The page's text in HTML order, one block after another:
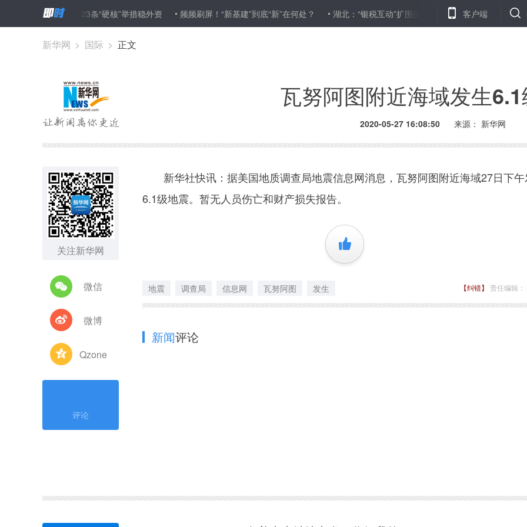
江苏推出23条“硬核”举措稳外资 频频刷屏！“新基建”到底“新”在何处？ 湖北：“银税互动”扩围提速 纾解中小微企业资金压力 老
客户端
新华网 > 国际 > 正文
瓦努阿图附近海域发生
2020-05-27 16:08:50 来源： 新华网
关注新华网
微信
微博
Qzone
评论
新华社快讯：据美国地质调查局地震信息网消息，瓦努阿图附近海域27日下午
6.1级地震。暂无人员伤亡和财产损失报告。
+1
地震 调查局 信息网 瓦努阿图 发生 【纠错】 责任编辑
新闻评论